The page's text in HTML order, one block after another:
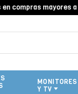
mayores a
MONITORES
Y TV